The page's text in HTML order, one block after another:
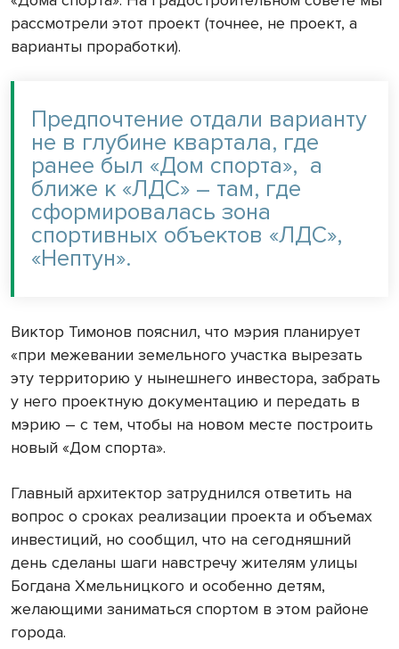
рассмотрели этот проект (точнее, не проект, а
варианты проработки).
Предпочтение отдали варианту
не в глубине квартала, где
ранее был «Дом спорта», а
ближе к «ЛДС» – там, где
сформировалась зона
спортивных объектов «ЛДС»,
«Нептун».
Виктор Тимонов пояснил, что мэрия планирует
«при межевании земельного участка вырезать
эту территорию у нынешнего инвестора, забрать
у него проектную документацию и передать в
мэрию – с тем, чтобы на новом месте построить
новый «Дом спорта».
Главный архитектор затруднился ответить на
вопрос о сроках реализации проекта и объемах
инвестиций, но сообщил, что на сегодняшний
день сделаны шаги навстречу жителям улицы
Богдана Хмельницкого и особенно детям,
желающими заниматься спортом в этом районе
города.